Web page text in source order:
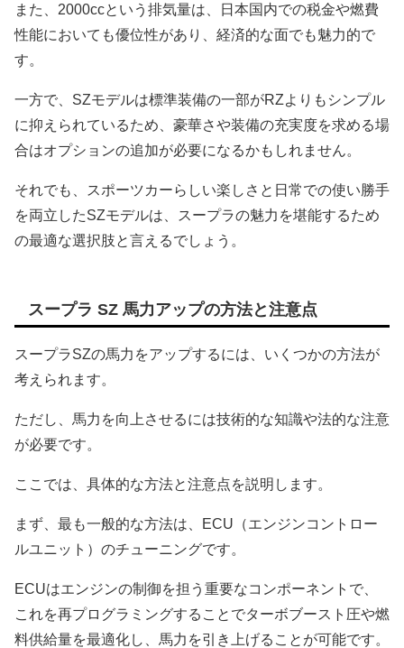
また、2000ccという排気量は、日本国内での税金や燃費
性能においても優位性があり、経済的な面でも魅力的で
す。
一方で、SZモデルは標準装備の一部がRZよりもシンプル
に抑えられているため、豪華さや装備の充実度を求める場
合はオプションの追加が必要になるかもしれません。
それでも、スポーツカーらしい楽しさと日常での使い勝手
を両立したSZモデルは、スープラの魅力を堪能するため
の最適な選択肢と言えるでしょう。
スープラ SZ 馬力アップの方法と注意点
スープラSZの馬力をアップするには、いくつかの方法が
考えられます。
ただし、馬力を向上させるには技術的な知識や法的な注意
が必要です。
ここでは、具体的な方法と注意点を説明します。
まず、最も一般的な方法は、ECU（エンジンコントロー
ルユニット）のチューニングです。
ECUはエンジンの制御を担う重要なコンポーネントで、
これを再プログラミングすることでターボブースト圧や燃
料供給量を最適化し、馬力を引き上げることが可能です。